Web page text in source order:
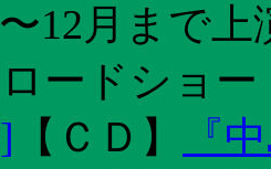
12月まで
ードショー
【 ＣＤ 】
『